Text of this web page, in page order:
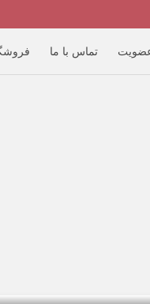
تماس با ما